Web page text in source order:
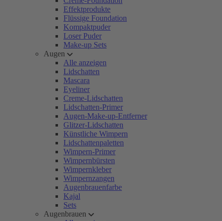
Effektprodukte
Flüssige Foundation
Kompaktpuder
Loser Puder
Make-up Sets
Augen
Alle anzeigen
Lidschatten
Mascara
Eyeliner
Creme-Lidschatten
Lidschatten-Primer
Augen-Make-up-Entferner
Glitzer-Lidschatten
Künstliche Wimpern
Lidschattenpaletten
Wimpern-Primer
Wimpernbürsten
Wimpernkleber
Wimpernzangen
Augenbrauenfarbe
Kajal
Sets
Augenbrauen